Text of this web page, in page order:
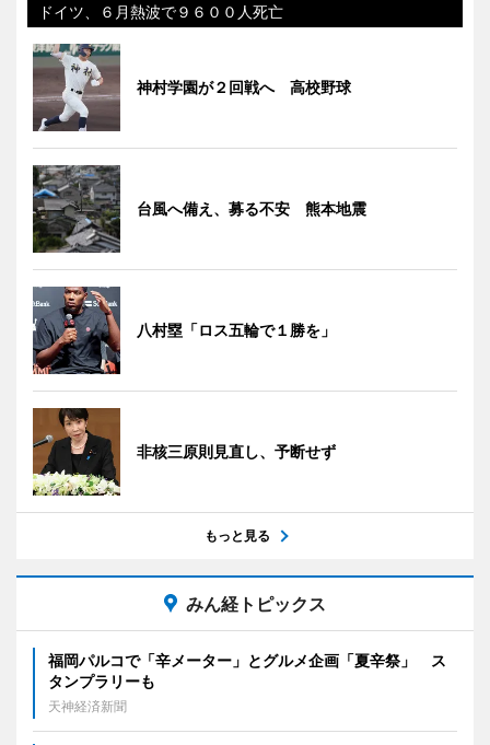
ドイツ、６月熱波で９６００人死亡
神村学園が２回戦へ 高校野球
台風へ備え、募る不安 熊本地震
八村塁「ロス五輪で１勝を」
非核三原則見直し、予断せず
もっと見る
みん経トピックス
福岡パルコで「辛メーター」とグルメ企画「夏辛祭」 ス
タンプラリーも
天神経済新聞